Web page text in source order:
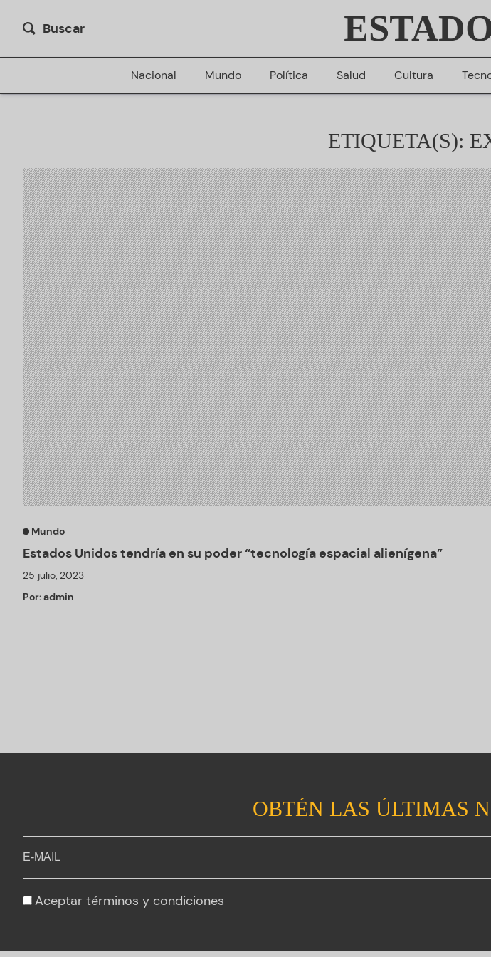
Buscar
Nacional Mundo Política Salud Cultura
ETIQUETA(S):
Mundo
Estados Unidos tendría en su poder “tecnología espacial alienígena”
25 julio, 2023
Por:admin
OBTÉN LAS ÚLTIMAS
Aceptar términos y condiciones